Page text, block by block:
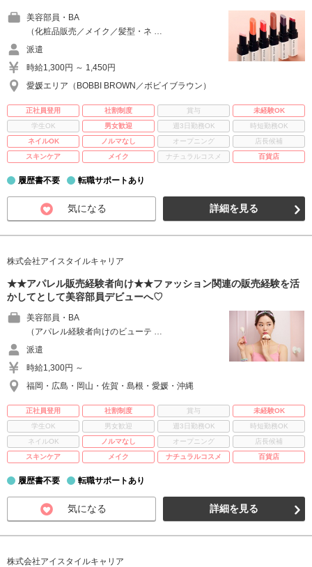
美容部員・BA
（化粧品販売／メイク／髪型・ネ …
派遣
時給1,300円 ～ 1,450円
愛媛エリア（BOBBI BROWN／ボビイブラウン）
正社員登用 社割制度 賞与
未経験OK
学生OK
男女歓迎 週3日勤務OK
時短勤務OK
ネイルOK
ノルマなし オープニング
店長候補
スキンケア
メイク ナチュラルコスメ 百貨店
履歴書不要 転職サポートあり
気になる 詳細を見る
株式会社アイスタイルキャリア
★★アパレル販売経験者向け★★ファッション関連の販売経験を活
かしてとして美容部員デビューへ♡
美容部員・BA
（アパレル経験者向けのビューテ …
派遣
時給1,300円 ～
福岡・広島・岡山・佐賀・島根・愛媛・沖縄
正社員登用 社割制度 賞与
未経験OK
学生OK
男女歓迎 週3日勤務OK
時短勤務OK
ネイルOK
ノルマなし オープニング
店長候補
スキンケア
メイク ナチュラルコスメ 百貨店
履歴書不要 転職サポートあり
気になる 詳細を見る
株式会社アイスタイルキャリア